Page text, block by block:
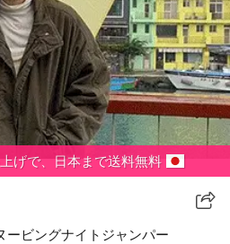
げで、日本まで送料無料
ービングナイトジャンパー